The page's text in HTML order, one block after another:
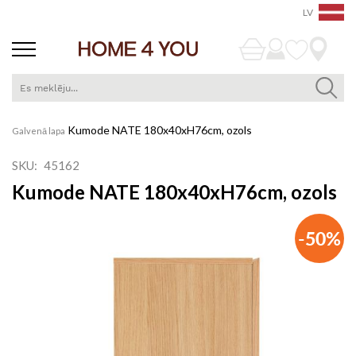
LV
Galvenā lapa Kumode NATE 180x40xH76cm, ozols
SKU 45162
Kumode NATE 180x40xH76cm, ozols
-50%